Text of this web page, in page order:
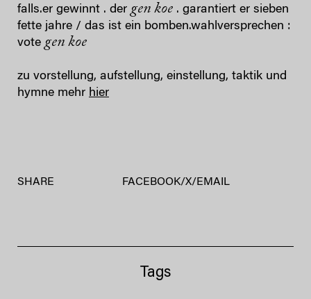
falls.er gewinnt . der gen koe . garantiert er sieben
fette jahre / das ist ein bomben.wahlversprechen :
vote gen koe
zu vorstellung, aufstellung, einstellung, taktik und
hymne mehr hier
SHARE FACEBOOK/X/ EMAIL
Tags